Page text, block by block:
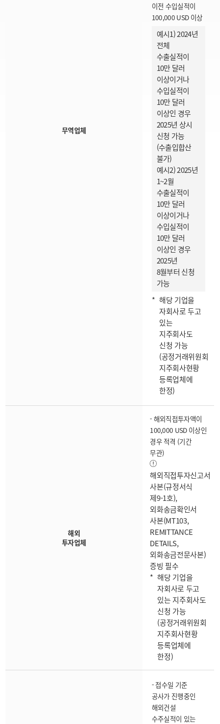
무역업체
이전 수입실적이
100,000 USD 이상
예시1) 2024년
전체
수출실적이
10만 달러
이상이거나
수입실적이
10만 달러
이상인 경우
2025년 상시
신청 가능
(수출입합산
불가)
예시2) 2025년
1~2월
수출실적이
10만 달러
이상이거나
수입실적이
10만 달러
이상인 경우
2025년
8월부터 신청
가능
해당 기업을
자회사로 두고
있는
지주회사도
신청 가능
(공정거래위원회
지주회사현황
등록업체에
한정)
해외
투자업체
- 해외직접투자액이
100,000 USD 이상인
경우 적격 (기간
무관)
해외직접투자신고서
사본(규정서식
제9-1호),
외화송금확인서
사본(MT103,
REMITTANCE
DETAILS,
외화송금전문사본)
증빙 필수
해당 기업을
자회사로 두고
있는 지주회사도
신청 가능
(공정거래위원회
지주회사현황
등록업체에
한정)
- 접수일 기준
공사가 진행중인
해외건설
수주실적이 있는